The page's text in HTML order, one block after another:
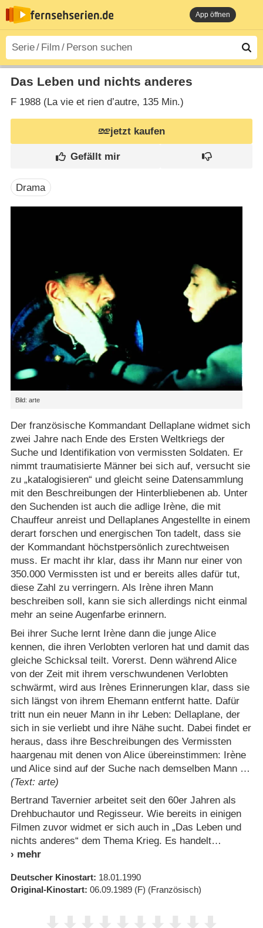
App öffnen
Das Leben und nichts anderes
F1988 (La vie et rien d’autre‎, 135 Min.)
jetzt kaufen
Drama
Bild: arte
Der französische Kommandant Dellaplane widmet sich
zwei Jahre nach Ende des Ersten Weltkriegs der
Suche und Identifikation von vermissten Soldaten. Er
nimmt traumatisierte Männer bei sich auf, versucht sie
zu „katalogisieren“ und gleicht seine Datensammlung
mit den Beschreibungen der Hinterbliebenen ab. Unter
den Suchenden ist auch die adlige Irène, die mit
Chauffeur anreist und Dellaplanes Angestellte in einem
derart forschen und energischen Ton tadelt, dass sie
der Kommandant höchstpersönlich zurechtweisen
muss. Er macht ihr klar, dass ihr Mann nur einer von
350.000 Vermissten ist und er bereits alles dafür tut,
diese Zahl zu verringern. Als Irène ihren Mann
beschreiben soll, kann sie sich allerdings nicht einmal
mehr an seine Augenfarbe erinnern.
Bei ihrer Suche lernt Irène dann die junge Alice
kennen, die ihren Verlobten verloren hat und damit das
gleiche Schicksal teilt. Vorerst. Denn während Alice
von der Zeit mit ihrem verschwundenen Verlobten
schwärmt, wird aus Irènes Erinnerungen klar, dass sie
sich längst von ihrem Ehemann entfernt hatte. Dafür
tritt nun ein neuer Mann in ihr Leben: Dellaplane, der
sich in sie verliebt und ihre Nähe sucht. Dabei findet er
heraus, dass ihre Beschreibungen des Vermissten
haargenau mit denen von Alice übereinstimmen: Irène
und Alice sind auf der Suche nach demselben Mann …
(Text: arte)
Bertrand Tavernier arbeitet seit den 60er Jahren als
Drehbuchautor und Regisseur. Wie bereits in einigen
Filmen zuvor widmet er sich auch in „Das Leben und
nichts anderes“ dem Thema Krieg. Es handelt
Deutscher Kinostart 18.01.1990
Original-Kinostart 06.09.1989 (F) (Französisch)